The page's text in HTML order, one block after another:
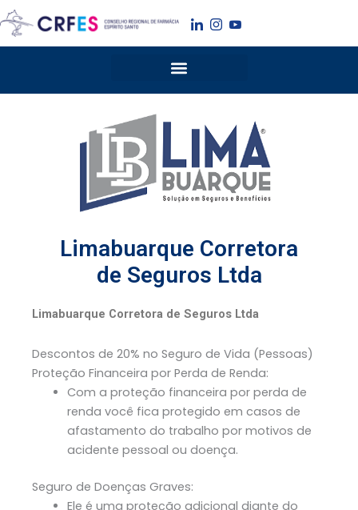
para
o
Limabuarque Corretora
de Seguros Ltda
Limabuarque Corretora de Seguros Ltda
Descontos de 20% no Seguro de Vida (Pessoas)
Proteção Financeira por Perda de Renda:
Com a proteção financeira por perda de
renda você fica protegido em casos de
afastamento do trabalho por motivos de
acidente pessoal ou doença.
Seguro de Doenças Graves:
Ele é uma proteção adicional diante do